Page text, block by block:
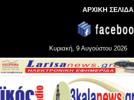
ΑΡΧΙΚΗ ΣΕΛΙΔΑ
Κυριακή, 9 Αυγούστου 2026